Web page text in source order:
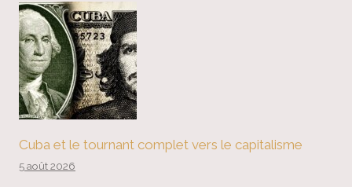
Cuba et le tournant complet vers le capitalisme
5 août 2026